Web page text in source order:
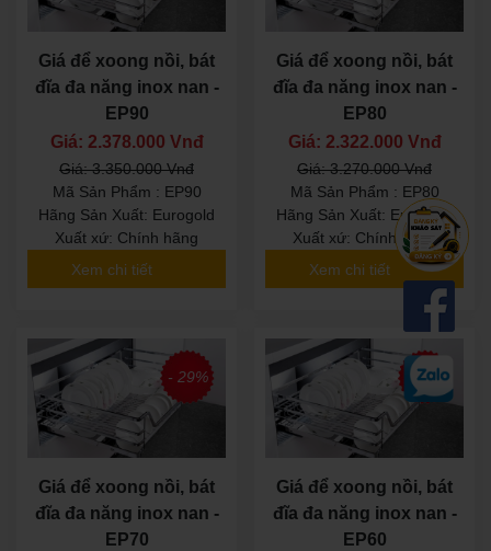
Giá để xoong nồi, bát
đĩa đa năng inox nan -
EP90
Giá: 2.378.000 Vnđ
Giá: 3.350.000 Vnđ
Mã Sản Phẩm : EP90
Hãng Sản Xuất: Eurogold
Xuất xứ: Chính hãng
Xem chi tiết
Giá để xoong nồi, bát
đĩa đa năng inox nan -
EP80
Giá: 2.322.000 Vnđ
Giá: 3.270.000 Vnđ
Mã Sản Phẩm : EP80
Hãng Sản Xuất: Eurogold
Xuất xứ: Chính hãng
Xem chi tiết
- 29%
Giá để xoong nồi, bát
đĩa đa năng inox nan -
EP70
- 29%
Giá để xoong nồi, bát
đĩa đa năng inox nan -
EP60